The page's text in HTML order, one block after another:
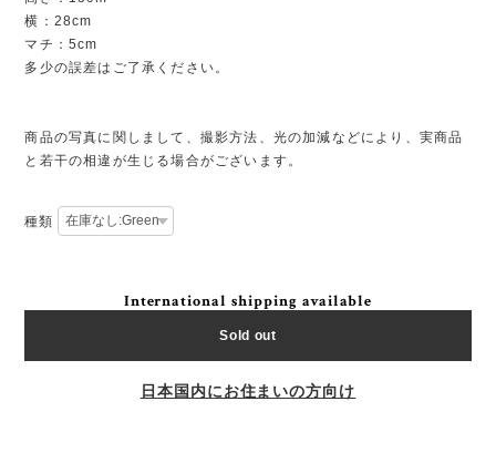
横：28cm
マチ：5cm
多少の誤差はご了承ください。
商品の写真に関しまして、撮影方法、光の加減などにより、実商品
と若干の相違が生じる場合がございます。
種類
International shipping available
Sold out
日本国内にお住まいの方向け